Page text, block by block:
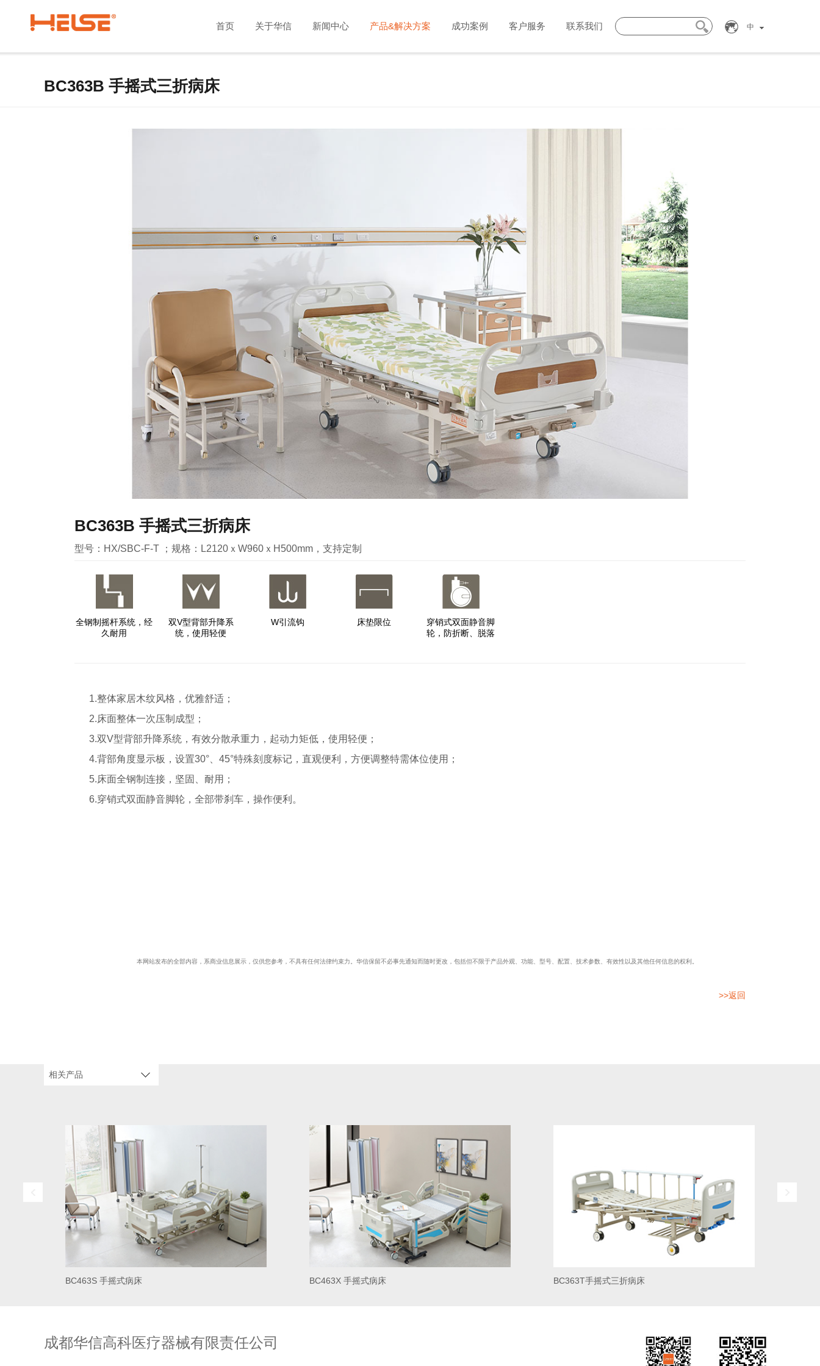
首页 关于华信 新闻中心 产品&解决方案 成功案例 客户服务 联系我们 中
BC363B 手摇式三折病床
BC363B 手摇式三折病床
型号：HX/SBC-F-T ；规格：L2120ｘW960ｘH500mm，支持定制
全钢制摇杆系统，经
久耐用
双V型背部升降系
统，使用轻便
W引流钩 床垫限位
穿销式双面静音脚
轮，防折断、脱落
1.整体家居木纹风格，优雅舒适；
2.床面整体一次压制成型；
3.双V型背部升降系统，有效分散承重力，起动力矩低，使用轻便；
4.背部角度显示板，设置30°、45°特殊刻度标记，直观便利，方便调整特需体位使用；
5.床面全钢制连接，坚固、耐用；
6.穿销式双面静音脚轮，全部带刹车，操作便利。
本网站发布的全部内容，系商业信息展示，仅供您参考，不具有任何法律约束力。华信保留不必事先通知而随时更改，包括但不限于产品外观、功能、型号、配置、技术参数、有效性以及其他任何信息的权利。
>>返回
相关产品
BC463S 手摇式病床 BC463X 手摇式病床 BC363T手摇式三折病床
prev
成都华信高科医疗器械有限责任公司